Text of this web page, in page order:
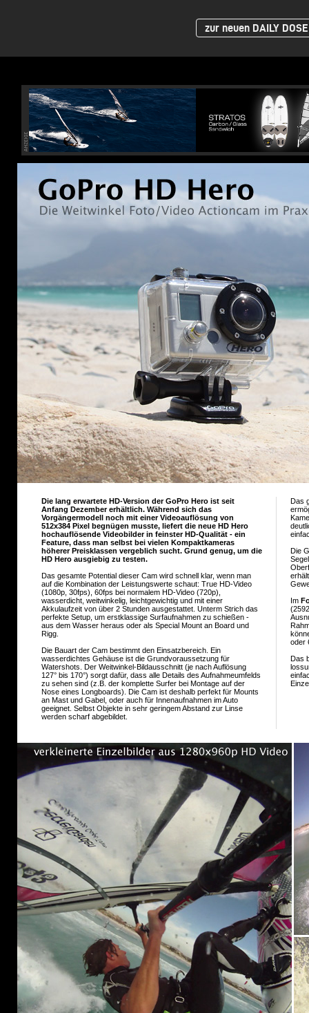
zur neuen DAILY
Die lang erwartete HD-Version der GoPro Hero ist seit
Anfang Dezember erhältlich. Während sich das
Vorgängermodell noch mit einer Videoauflösung von
512x384 Pixel begnügen musste, liefert die neue HD Hero
hochauflösende Videobilder in feinster HD-Qualität - ein
Feature, dass man selbst bei vielen Kompaktkameras
höherer Preisklassen vergeblich sucht. Grund genug, um die
HD Hero ausgiebig zu testen.
Das gesamte Potential dieser Cam wird schnell klar, wenn man
auf die Kombination der Leistungswerte schaut: True HD-Video
(1080p, 30fps), 60fps bei normalem HD-Video (720p),
wasserdicht, weitwinkelig, leichtgewichtig und mit einer
Akkulaufzeit von über 2 Stunden ausgestattet. Unterm Strich das
perfekte Setup, um erstklassige Surfaufnahmen zu schießen -
aus dem Wasser heraus oder als Special Mount an Board und
Rigg.
Die Bauart der Cam bestimmt den Einsatzbereich. Ein
wasserdichtes Gehäuse ist die Grundvoraussetzung für
Watershots. Der Weitwinkel-Bildausschnitt (je nach Auflösung
127° bis 170°) sorgt dafür, dass alle Details des Aufnahmeumfelds
zu sehen sind (z.B. der komplette Surfer bei Montage auf der
Nose eines Longboards). Die Cam ist deshalb perfekt für Mounts
an Mast und Gabel, oder auch für Innenaufnahmen im Auto
geeignet. Selbst Objekte in sehr geringem Abstand zur Linse
werden scharf abgebildet.
Das
Die
Im
oder
Das